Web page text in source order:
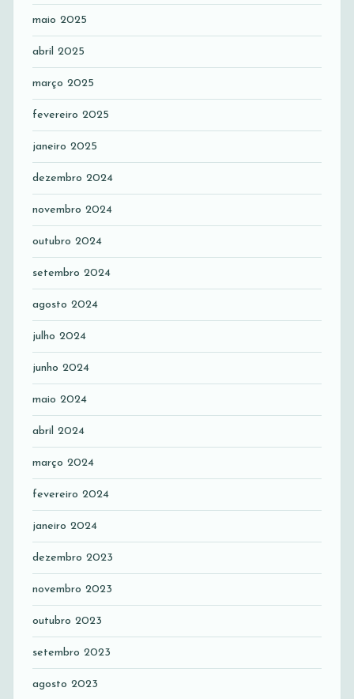
maio 2025
abril 2025
março 2025
fevereiro 2025
janeiro 2025
dezembro 2024
novembro 2024
outubro 2024
setembro 2024
agosto 2024
julho 2024
junho 2024
maio 2024
abril 2024
março 2024
fevereiro 2024
janeiro 2024
dezembro 2023
novembro 2023
outubro 2023
setembro 2023
agosto 2023